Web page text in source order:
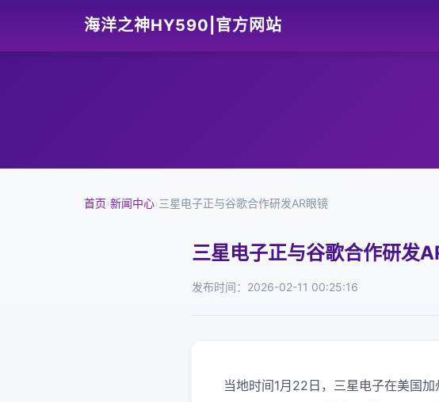
海洋之神HY590|官方网站
首页›新闻中心›三星电子正与谷歌合作研发AR眼镜
三星电子正与谷歌合作研发
发布时间：2026-02-11 00:25:16
当地时间1月22日，三星电子在美国